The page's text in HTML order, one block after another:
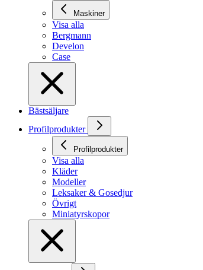
Maskiner
Visa alla
Bergmann
Develon
Case
Bästsäljare
Profilprodukter
Profilprodukter
Visa alla
Kläder
Modeller
Leksaker & Gosedjur
Övrigt
Miniatyrskopor